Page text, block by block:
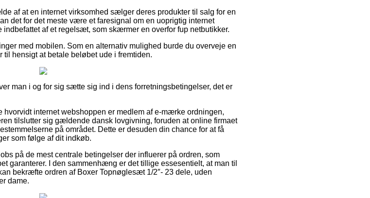
af at en internet virksomhed sælger deres produkter til salg for en
det for det meste være et faresignal om en uoprigtig internet
af et regelsæt, som skærmer en overfor fup netbutikker.
med mobilen. Som en alternativ mulighed burde du overveje en
hensigt at betale beløbet ude i fremtiden.
man i og for sig sætte sig ind i dens forretningsbetingelser, det er
internet webshoppen er medlem af e-mærke ordningen,
tilslutter sig gældende dansk lovgivning, foruden at online firmaet
på området. Dette er desuden din chance for at få
som følge af dit indkøb.
på de mest centrale betingelser der influerer på ordren, som
garanterer. I den sammenhæng er det tillige essesentielt, at man til
bekræfte ordren af Boxer Topnøglesæt 1/2″- 23 dele, uden
dame.